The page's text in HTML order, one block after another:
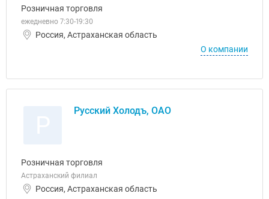
Розничная торговля
ежедневно 7:30-19:30
Россия, Астраханская область
О компании
Русский Холодъ, ОАО
Розничная торговля
Астраханский филиал
Россия, Астраханская область